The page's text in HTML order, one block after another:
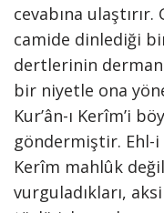
cevabına
camide dinlediği
dertlerinin
bir niyetle ona
Kur’ân-ı Kerîm’i
göndermiştir. Ehl-i
Kerîm mahlûk
vurguladıkları,